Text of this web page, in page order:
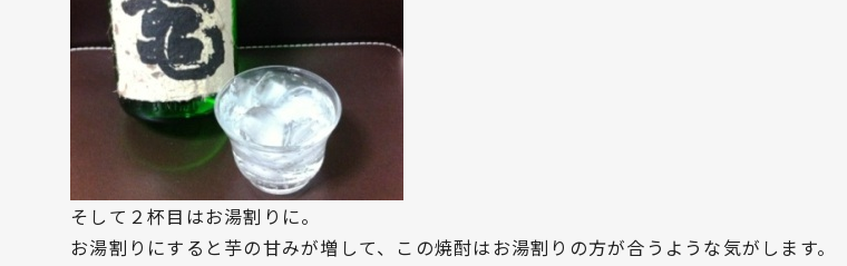
そして２杯目はお湯割りに。
お湯割りにすると芋の甘みが増して、この焼酎はお湯割りの方が合うような気がします。